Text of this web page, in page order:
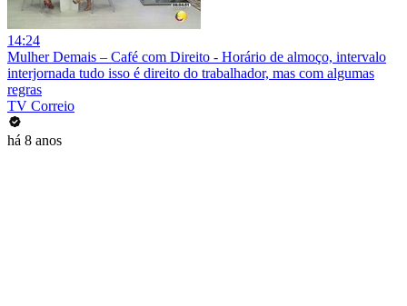
14:24
Mulher Demais – Café com Direito - Horário de almoço, intervalo
interjornada tudo isso é direito do trabalhador, mas com algumas
regras
TV Correio
há 8 anos